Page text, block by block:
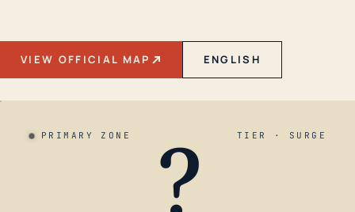
VIEW OFFICIAL MAP ENGLISH
PRIMARY ZONE TIER · SURGE
?